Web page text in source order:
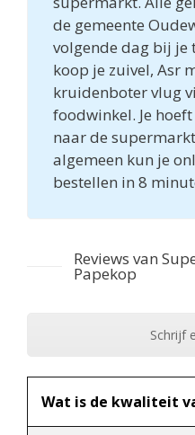
de gemeente
volgende dag bij je
koop je zuivel, Asr
kruidenboter vlug
foodwinkel. Je
naar de
algemeen kun je
bestellen in 8
Reviews van
Papekop
Schrijf
Wat is de kwaliteit